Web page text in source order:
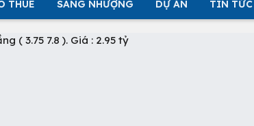
THUÊ SANG NHƯỢNG DỰ ÁN TIN TỨC